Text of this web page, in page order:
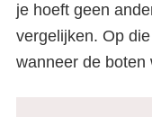
je hoeft geen
vergelijken. Op
wanneer de boten